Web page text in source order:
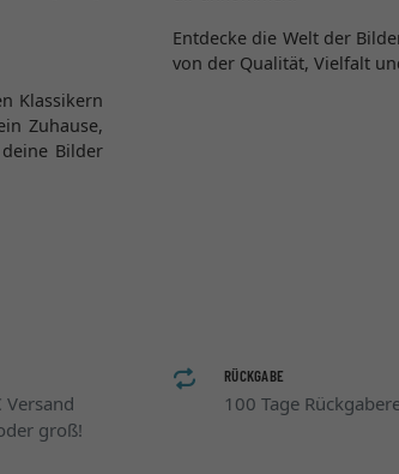
Klassikern
Zuhause,
Bilder
Entdecke die Welt der
von der Qualität, Vielfalt
groß!
RÜCKGABE
100 Tage